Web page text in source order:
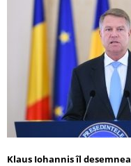
Klaus Iohannis îl